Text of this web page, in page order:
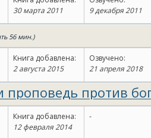
30 марта 2011
9 декабря 2011
56 мин.)
Книга добавлена:
2 августа 2015
Озвучено:
21 апреля 2018
против
Книга добавлена:
12 февраля 2014
-